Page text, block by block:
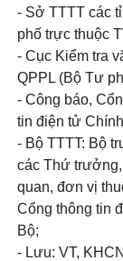
- Sở TTTT các
phố trực thuộc
- Cục Kiểm tra
QPPL (Bộ Tư
- Công báo,
tin điện tử
- Bộ TTTT: Bộ
các Thứ
quan, đơn vị
Cổng thông tin
Bộ;
- Lưu: VT,